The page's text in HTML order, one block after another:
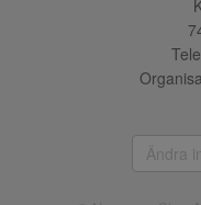
Ändra